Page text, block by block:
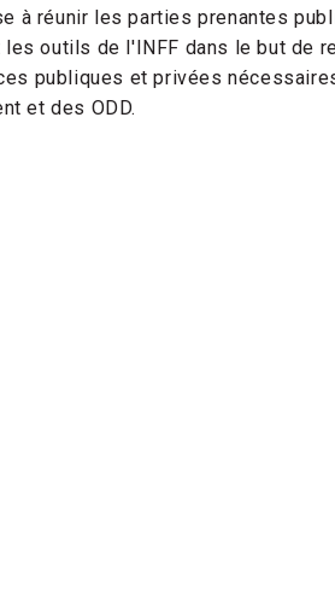
à réunir les parties prenantes
outils de l'INFF dans le but de
publiques et privées
et des ODD.